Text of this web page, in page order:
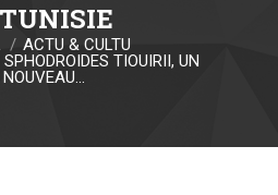
ACTU & CULTU
TIOUIRII, UN
NOUVEAU…